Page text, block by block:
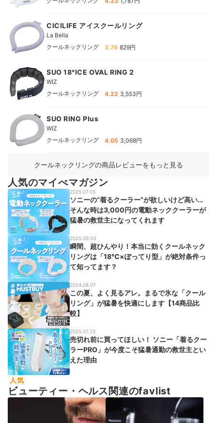
CICILIFE アイスクールリング
La Bella
クールネックリング
3.78 829円
SUO 18°ICE OVAL RING 2
WIZ
クールネックリング
4.22 3,553円
SUO RING Plus
WIZ
クールネックリング
4.05 3,068円
クールネックリングの商品レビューをもっと見る
人気のマイべマガジン
2025.07.03
ソニーの“着るクーラー”が欲しいけど高い…
そんな時は3,000円の電動ネッククーラーが
猛暑の救世主になってくれます
2025.09.03
瞬間、超ひんやり！本当に効くクールネック
リングは「18℃×ぽってり型」が絶対条件っ
て知ってます？
2024.08.07
この夏、よく見るアレ。まるで氷な「クール
リング」が猛暑を快適にします【14商品比
較】
2025.07.23
売切れ前に買ってほしい！ ソニー「着るクー
ラーPRO」が今度こそ猛暑通勤の救世主とい
えた理由
人気
ビューティー・ヘルス関連のfavlist